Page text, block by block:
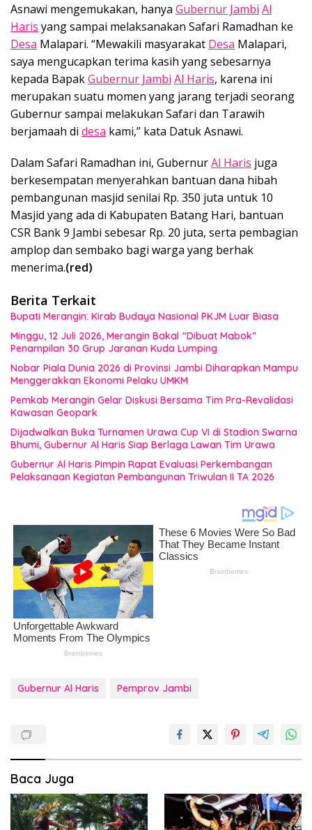
Asnawi mengemukakan, hanya Gubernur Jambi Al
Haris yang sampai melaksanakan Safari Ramadhan ke
Desa Malapari. “Mewakili masyarakat Desa Malapari,
saya mengucapkan terima kasih yang sebesarnya
kepada BapakGubernur Jambi Al Haris, karena ini
merupakan suatu momen yang jarang terjadi seorang
Gubernur sampai melakukan Safari dan Tarawih
berjamaah di desa kami,” kata Datuk Asnawi.
Dalam Safari Ramadhan ini, GubernurAl Haris juga
berkesempatan menyerahkan bantuan dana hibah
pembangunan masjid senilai Rp. 350 juta untuk 10
Masjid yang ada di Kabupaten Batang Hari, bantuan
CSR Bank 9 Jambi sebesar Rp. 20 juta, serta pembagian
amplop dan sembako bagi warga yang berhak
menerima.(red)
Berita Terkait
Bupati Merangin: Kirab Budaya Nasional PKJM Luar Biasa
Minggu, 12 Juli 2026, Merangin Bakal “Dibuat Mabok”
Penampilan 30 Grup Jaranan Kuda Lumping
Nobar Piala Dunia 2026 di Provinsi Jambi Diharapkan Mampu
Menggerakkan Ekonomi Pelaku UMKM
Pemkab Merangin Gelar Diskusi Bersama Tim Pra-Revalidasi
Kawasan Geopark
Dijadwalkan Buka Turnamen Urawa Cup VI di Stadion Swarna
Bhumi, Gubernur Al Haris Siap Berlaga Lawan Tim Urawa
Gubernur Al Haris Pimpin Rapat Evaluasi Perkembangan
Pelaksanaan Kegiatan Pembangunan Triwulan II TA 2026
Gubernur Al Haris Pemprov Jambi
Baca Juga